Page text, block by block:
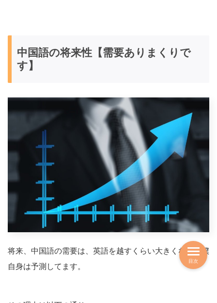
中国語の将来性【需要ありまくりで
す】
将来、中国語の需要は、英語を越すくらい大きくなると僕
自身は予測してます。
目次